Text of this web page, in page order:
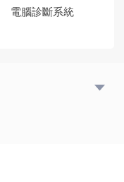
電腦診斷系統